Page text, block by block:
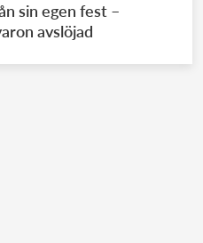
sin egen fest –
avslöjad